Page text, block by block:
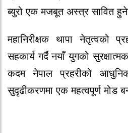
ब्युरो एक मजबूत अस्त्र सावित
महानिरीक्षक थापा नेतृत्वको
सहकार्य गर्दै नयाँ युगको
कदम नेपाल प्रहरीको
सुदृढीकरणमा एक महत्वपूर्ण मोड